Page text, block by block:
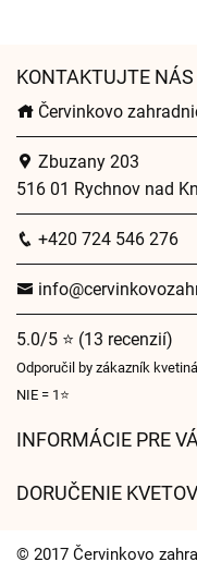
KONTAKTUJTE NÁS
Červinkovo
Zbuzany 203
516 01 Rychnov nad
+420 724 546 276
5.0/5 ⭐ (13 recenzií)
Odporučil by zákazník
NIE = 1⭐
INFORMÁCIE PRE
Časy doručenia
DORUČENIE KVETOV
© 2017 Červinkovo